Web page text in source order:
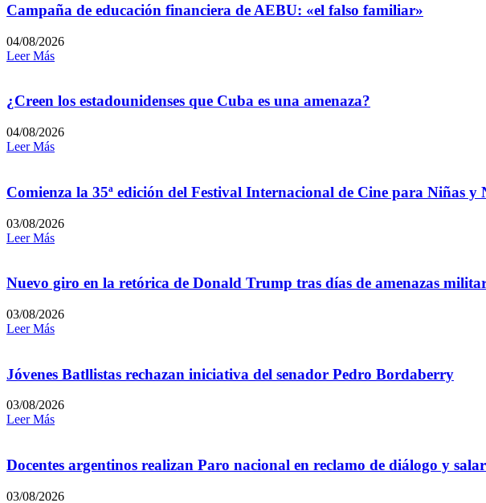
Campaña de educación financiera de AEBU: «el falso familiar»
04/08/2026
Leer Más
¿Creen los estadounidenses que Cuba es una amenaza?
04/08/2026
Leer Más
Comienza la 35ª edición del Festival Internacional de Cine para Niñas y
03/08/2026
Leer Más
Nuevo giro en la retórica de Donald Trump tras días de amenazas
03/08/2026
Leer Más
Jóvenes Batllistas rechazan iniciativa del senador Pedro Bordaberry
03/08/2026
Leer Más
Docentes argentinos realizan Paro nacional en reclamo de diálogo y
03/08/2026